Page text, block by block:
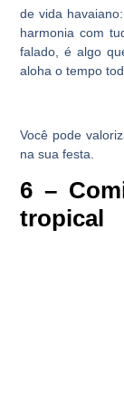
de vida
harmonia com
falado, é algo
aloha o tempo
Você pode
na sua festa.
6 –
tropical